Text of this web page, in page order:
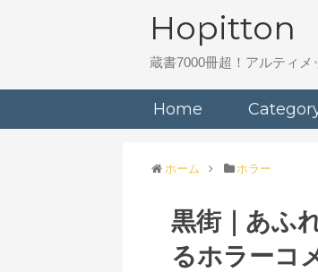
Hopitton
蔵書7000冊超！アルティ
Home
ホーム ホラー
黒街｜あふ
るホラーコ